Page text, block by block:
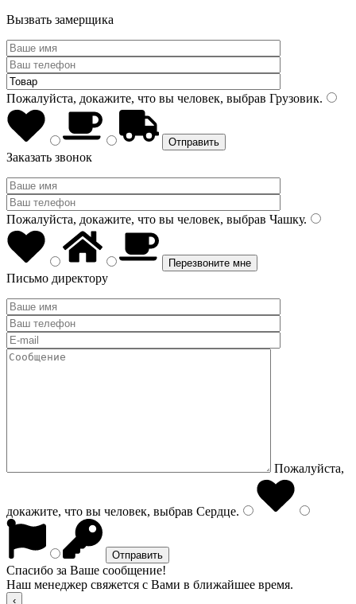
Вызвать замерщика
Пожалуйста, докажите, что вы человек, выбрав Грузовик.
Заказать звонок
Пожалуйста, докажите, что вы человек, выбрав Чашку.
Письмо директору
Пожалуйста,
докажите, что вы человек, выбрав Сердце.
Спасибо за Ваше сообщение!
Наш менеджер свяжется с Вами в ближайшее время.